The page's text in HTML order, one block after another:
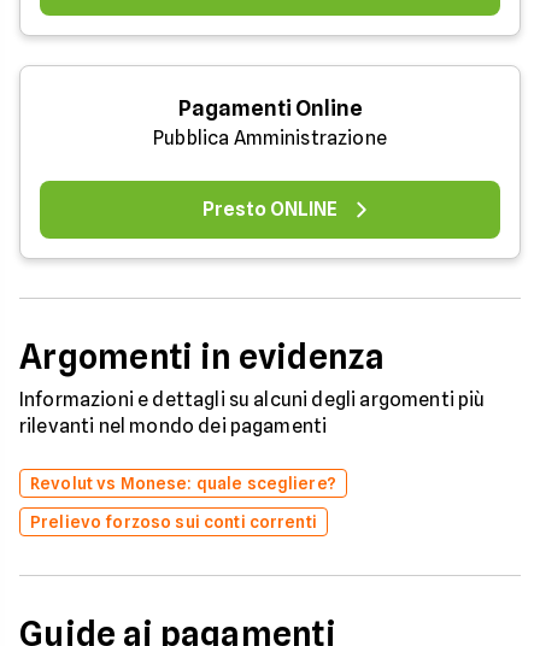
Pagamenti Online
Pubblica Amministrazione
Presto ONLINE
Argomenti in evidenza
Informazioni e dettagli su alcuni degli argomenti più
rilevanti nel mondo dei pagamenti
Revolut vs Monese: quale scegliere?
Prelievo forzoso sui conti correnti
Guide ai pagamenti